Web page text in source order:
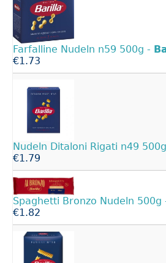
Farfalline Nudeln n59 500g -
€1.73
Nudeln Ditaloni Rigati n49
€1.79
Spaghetti Bronzo Nudeln 500g
€1.82